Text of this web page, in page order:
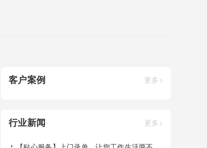
客户案例 更多>
行业新闻 更多>